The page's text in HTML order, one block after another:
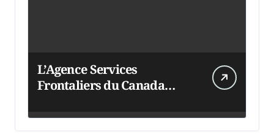
L’Agence Services
Frontaliers du Canada